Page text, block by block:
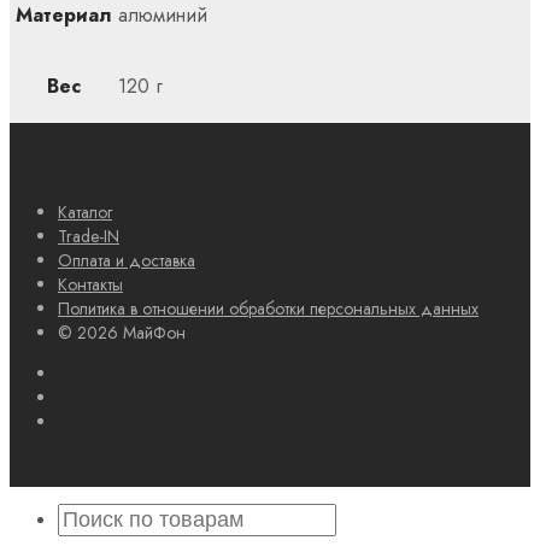
Материал алюминий
Вес 120 г
Каталог
Trade-IN
Оплата и доставка
Контакты
Политика в отношении обработки персональных данных
© 2026 МайФон